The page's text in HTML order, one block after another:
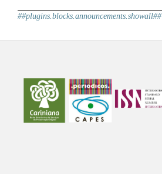
##plugins.blocks.announcements.showall##